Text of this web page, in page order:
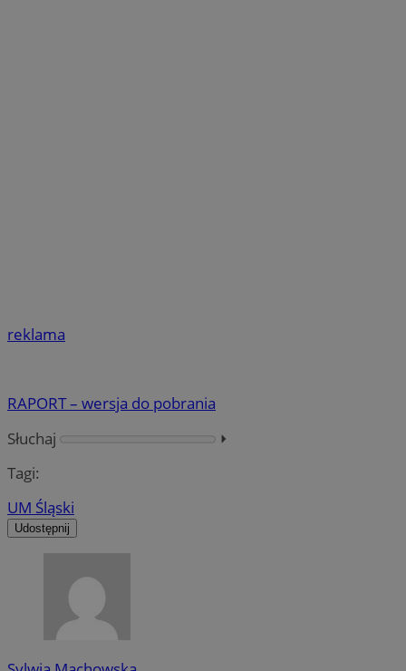
reklama
RAPORT – wersja do pobrania
Słuchaj
⏵︎
Tagi:
UM Śląski
Udostępnij